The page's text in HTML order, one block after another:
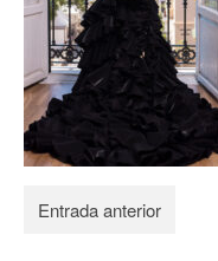
SOBRE LM
CONTACTO
Entrada anterior